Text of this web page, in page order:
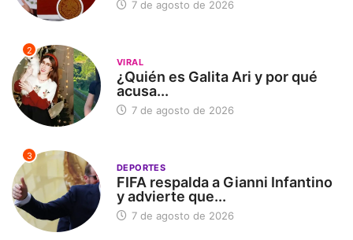
7 de agosto de 2026
2
VIRAL
¿Quién es Galita Ari y por qué
acusa...
7 de agosto de 2026
3
DEPORTES
FIFA respalda a Gianni Infantino
y advierte que...
7 de agosto de 2026